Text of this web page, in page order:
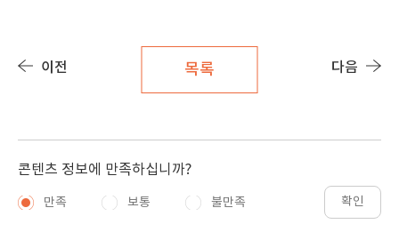
이전 목록 다음
콘텐츠 정보에 만족하십니까?
만족 보통 불만족 확인